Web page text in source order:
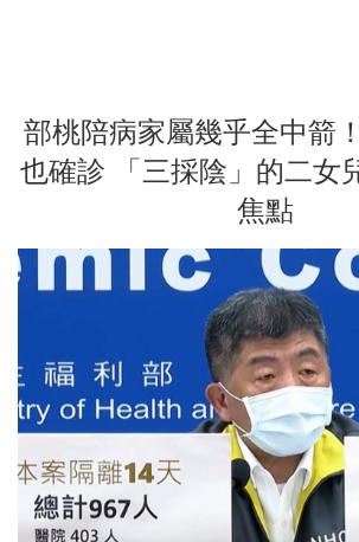
部桃陪病家屬幾乎全中箭
也確診 「三採陰」的二女
焦點